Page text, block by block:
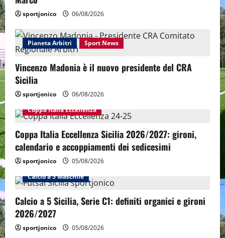
sportjonico 06/08/2026
Pianeta Arbitri Sport News
Vincenzo Madonia è il nuovo presidente del CRA
Sicilia
sportjonico
06/08/2026
Coppa Italia Eccellenza
Coppa Italia Eccellenza Sicilia 2026/2027: gironi,
calendario e accoppiamenti dei sedicesimi
sportjonico
05/08/2026
Calcio a 5 Maschile
Calcio a 5 Sicilia, Serie C1: definiti organici e gironi
2026/2027
sportjonico
05/08/2026